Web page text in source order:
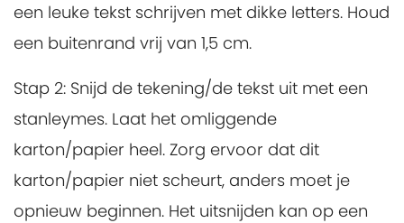
een leuke tekst schrijven met dikke letters. Houd
een buitenrand vrij van 1,5 cm.
Stap 2: Snijd de tekening/de tekst uit met een
stanleymes. Laat het omliggende
karton/papier heel. Zorg ervoor dat dit
karton/papier niet scheurt, anders moet je
opnieuw beginnen. Het uitsnijden kan op een